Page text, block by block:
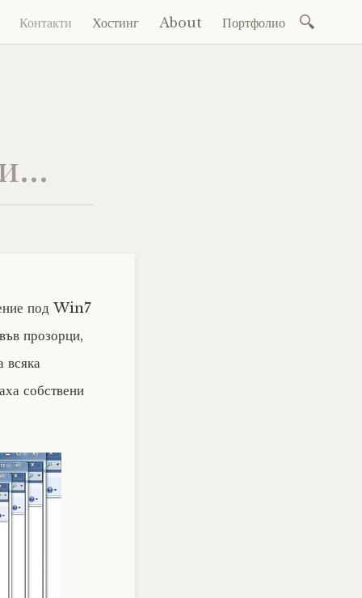
Skip
to
Контакти Хостинг About Портфолио
под Win7
прозорци,
всяка
собствени